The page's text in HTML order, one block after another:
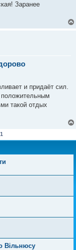
Заранее
и придаёт сил.
положительным
такой отдых
1
Вільнюсу